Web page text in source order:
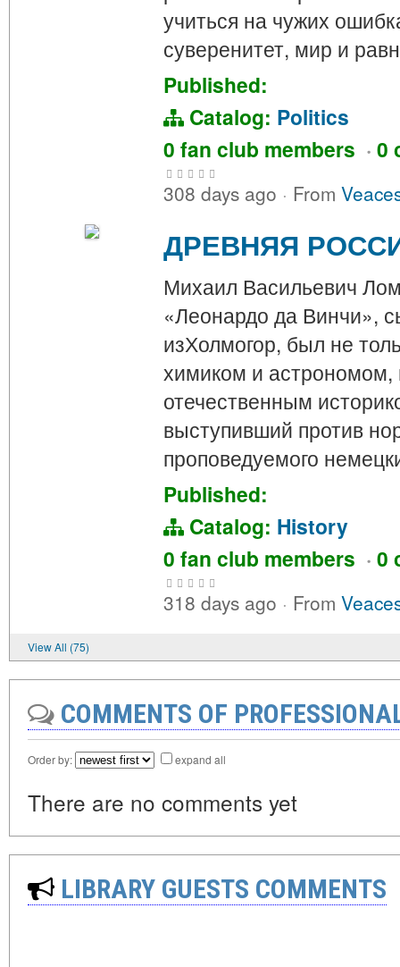
учиться на чужих
суверенитет, мир и
Published:
Catalog: Politics
0 fan club members · 0
308 days ago · From
ДРЕВНЯЯ
Михаил Васильевич
«Леонардо да Винчи»,
изХолмогор, был не
химиком и
отечественным
выступивший против
проповедуемого
Published:
Catalog: History
0 fan club members · 0
318 days ago · From
View All (75)
COMMENTS OF
Order by: expand all
There are no comments yet
LIBRARY GUESTS COMMENTS